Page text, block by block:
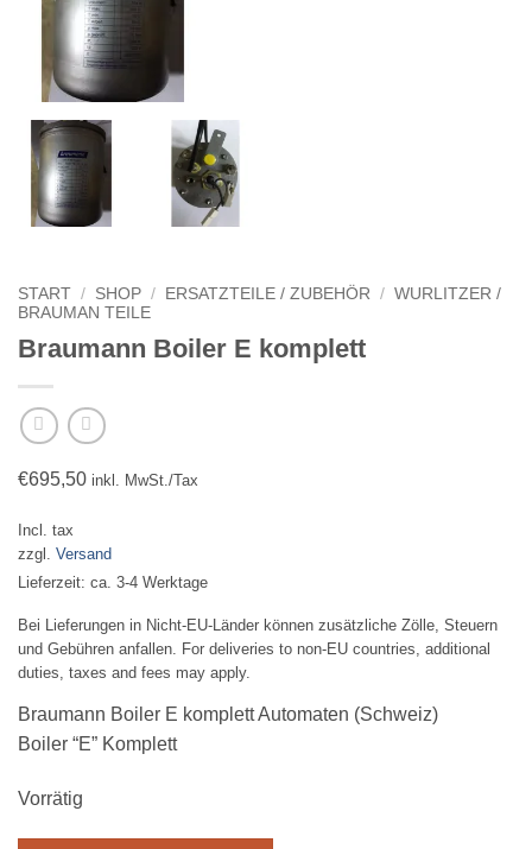
START / SHOP / ERSATZTEILE / ZUBEHÖR / WURLITZER /
BRAUMAN TEILE
Braumann Boiler E komplett
€695,50 inkl. MwSt./Tax
Incl. tax
zzgl. Versand
Lieferzeit: ca. 3-4 Werktage
Bei Lieferungen in Nicht-EU-Länder können zusätzliche Zölle, Steuern
und Gebühren anfallen. For deliveries to non-EU countries, additional
duties, taxes and fees may apply.
Braumann Boiler E komplett Automaten (Schweiz)
Boiler “E” Komplett
Vorrätig